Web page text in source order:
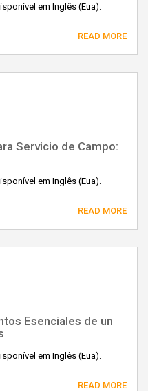
em Inglês (Eua).
READ MORE
Servicio de Campo:
em Inglês (Eua).
READ MORE
Esenciales de un
em Inglês (Eua).
READ MORE